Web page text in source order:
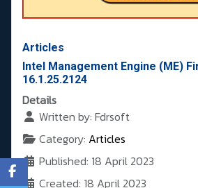
Articles
Intel Management Engine (ME)
16.1.25.2124
Details
Written by: Fdrsoft
Category: Articles
Published: 18 April 2023
Created: 18 April 2023